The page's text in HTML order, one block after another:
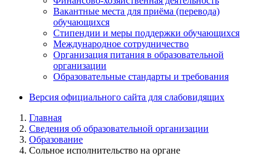
Вакантные места для приёма (перевода)
обучающихся
Стипендии и меры поддержки обучающихся
Международное сотрудничество
Организация питания в образовательной
организации
Образовательные стандарты и требования
Версия официального сайта для слабовидящих
Главная
Сведения об образовательной организации
Образование
Сольное исполнительство на органе